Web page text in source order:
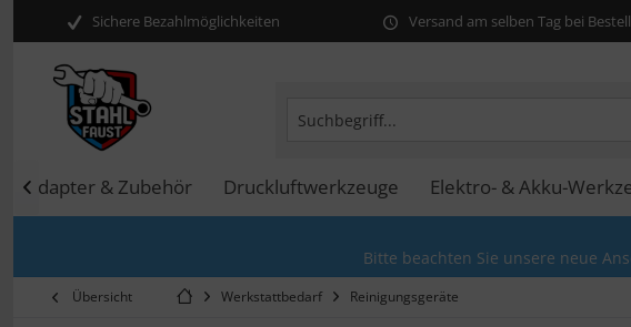
Sichere Bezahlmöglichkeiten Versand am selben Tag bei
Adapter & Zubehör Druckluftwerkzeuge Elektro- & Akku-

Bitte beachten Sie unsere neue
Übersicht Werkstattbedarf Reinigungsgeräte